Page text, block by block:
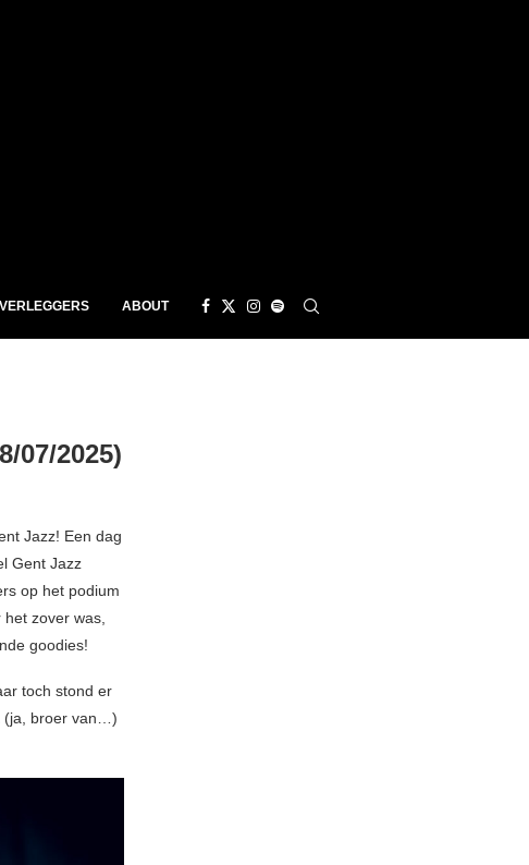
ABOUT
07/2025)
Jazz! Een dag
Gent Jazz
op het podium
het zover was,
goodies!
toch stond er
(ja, broer van…)